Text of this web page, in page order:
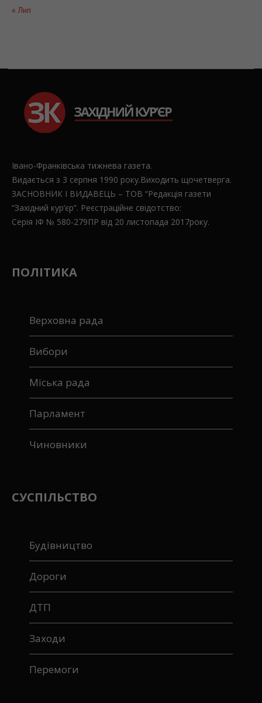
« Лип
Івано-Франківська тижнева газета.
Видається з 3 серпня 1990 року.Виходить щочетверга.
ЗАСНОВНИК І ВИДАВЕЦЬ – ТОВ “Редакція газети
“Західний кур’єр”. Реєстраційне свідотство:
Серія ІФ № 580-279ПР від 20 листопада 2017року.
ПОЛІТИКА
Верховна рада
Вибори
Міська рада
Парламент
Чиновники
СУСПІЛЬСТВО
Будівництво
Дороги
ДТП
Заходи
Перемоги